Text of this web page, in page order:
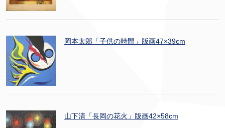
岡本太郎「子供の時間」版画47×39cm
山下清「長岡の花火」版画42×58cm